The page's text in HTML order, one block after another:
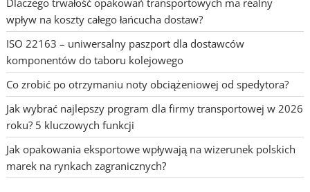
wpływ na koszty całego łańcucha dostaw?
ISO 22163 – uniwersalny paszport dla dostawców
komponentów do taboru kolejowego
Co zrobić po otrzymaniu noty obciążeniowej od spedytora?
Jak wybrać najlepszy program dla firmy transportowej w 2026
roku? 5 kluczowych funkcji
Jak opakowania eksportowe wpływają na wizerunek polskich
marek na rynkach zagranicznych?